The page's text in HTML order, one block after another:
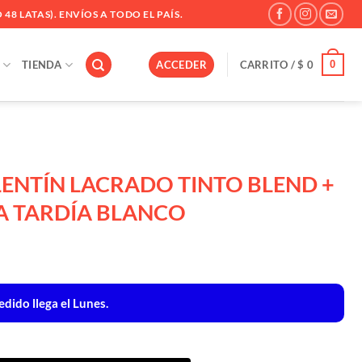
LATAS). ENVÍOS A TODO EL PAÍS.
TIENDA ACCEDER CARRITO /$ 0 0
LACRADO TINTO BLEND +
TARDÍA BLANCO
llega el Lunes.